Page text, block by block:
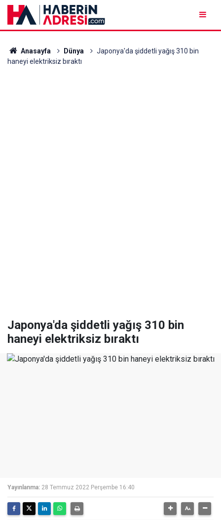
Anasayfa Dünya
Japonya'da şiddetli yağış 310 bin
haneyi elektriksiz bıraktı
Japonya'da şiddetli yağış 310 bin
haneyi elektriksiz bıraktı
Yayınlanma: 28 Temmuz 2022 Perşembe 16:40